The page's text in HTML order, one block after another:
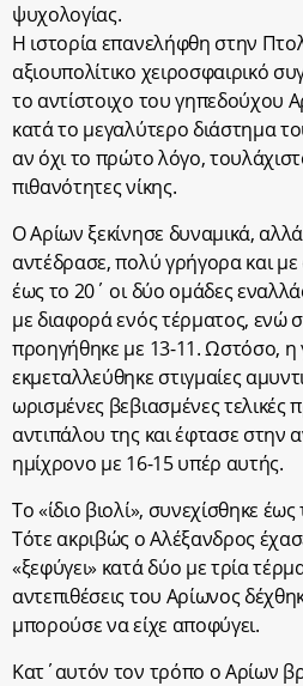
ψυχολογίας.
Η ιστορία επανελήφθη στην
αξιουπολίτικο χειροσφαιρικό
το αντίστοιχο του γηπεδούχου
κατά το μεγαλύτερο διάστημα
αν όχι το πρώτο λόγο,
πιθανότητες νίκης.
Ο Αρίων ξεκίνησε δυναμικά,
αντέδρασε, πολύ γρήγορα και με
έως το 20΄ οι δύο ομάδες
με διαφορά ενός τέρματος, ενώ
προηγήθηκε με 13-11. Ωστόσο, η
εκμεταλλεύθηκε στιγμαίες
ωρισμένες βεβιασμένες τελικές
αντιπάλου της και έφτασε στην
ημίχρονο με 16-15 υπέρ αυτής.
Το «ίδιο βιολί», συνεχίσθηκε
Τότε ακριβώς ο Αλέξανδρος
«ξεφύγει» κατά δύο με τρία
αντεπιθέσεις του Αρίωνος
μπορούσε να είχε αποφύγει.
Κατ΄αυτόν τον τρόπο ο Αρίων